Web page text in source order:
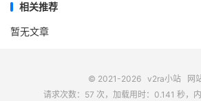
相关推荐
暂无文章
© 2021-2026 v2ra小站
网
请求次数：57 次，加载用时：0.141 秒，